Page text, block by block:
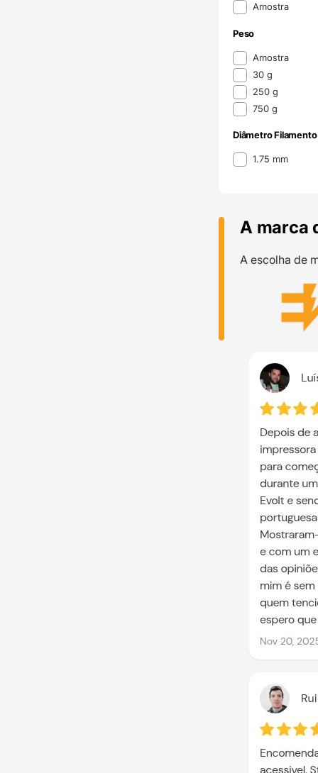
Amostra
Peso
Peso Amostra
30 g
250 g
750 g
Diâmetro Filamento
Diâmetro Filamento
1.75 mm
A marca
A escolha de